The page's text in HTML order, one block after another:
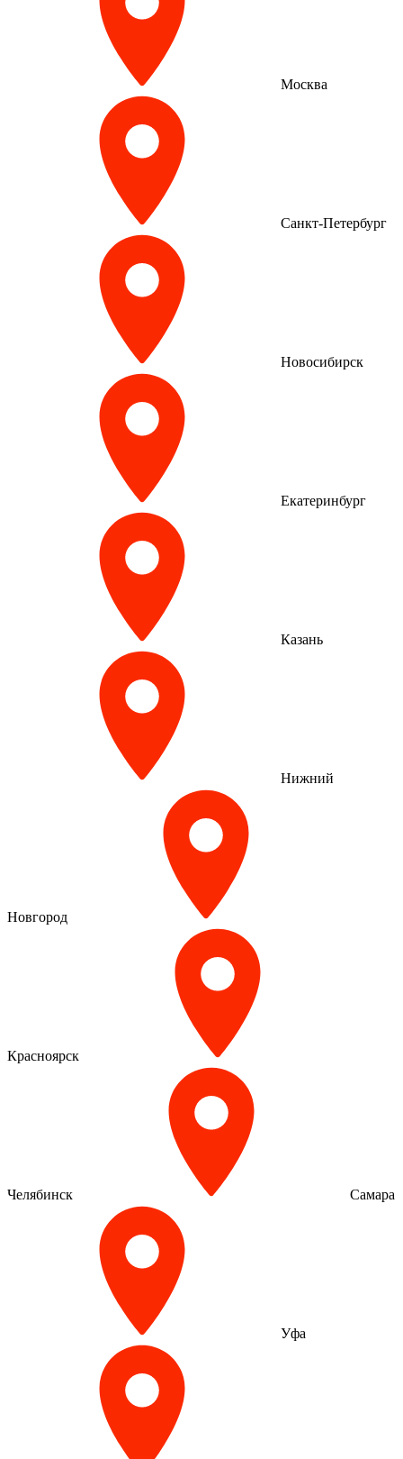
Москва
Санкт-Петербург
Новосибирск
Екатеринбург
Казань
Нижний
Новгород
Красноярск
Челябинск Самара
Уфа